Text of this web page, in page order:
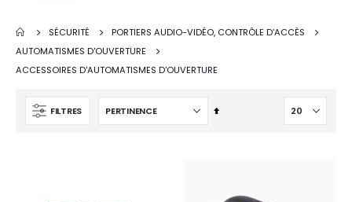
SÉCURITÉ
PORTIERS AUDIO-VIDÉO, CONTRÔLE D'ACCÈS
AUTOMATISMES D'OUVERTURE
ACCESSOIRES D'AUTOMATISMES D'OUVERTURE
FILTRES
Par